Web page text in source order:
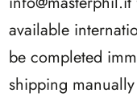
available
be completed
shipping